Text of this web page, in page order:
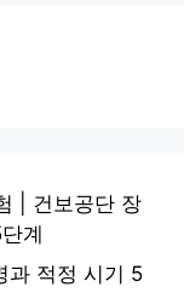
| 건보공단 장
계
과 적정 시기 5